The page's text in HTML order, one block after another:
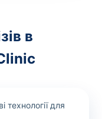
в
технології для